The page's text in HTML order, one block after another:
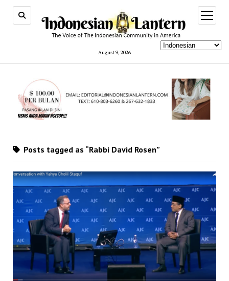
August 9, 2026
open
menu
Posts tagged as “Rabbi David Rosen”